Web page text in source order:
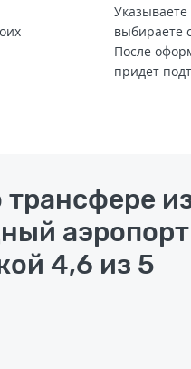
выбираете
После
придет
4,6 из 5